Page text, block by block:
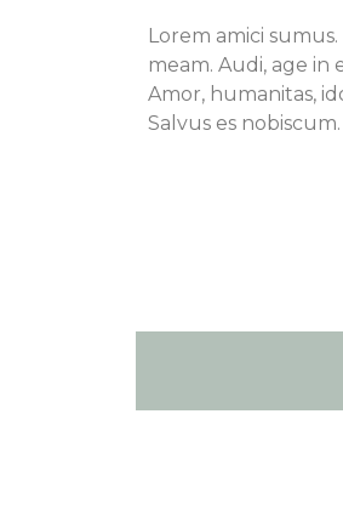
Lorem amici
meam. Audi, age in
Amor, humanitas,
Salvus es nobiscum.